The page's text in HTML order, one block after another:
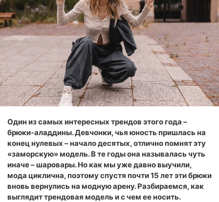
Один из самых интересных трендов этого года –
брюки-аладдины. Девчонки, чья юность пришлась на
конец нулевых – начало десятых, отлично помнят эту
«заморскую» модель. В те годы она называлась чуть
иначе – шаровары. Но как мы уже давно выучили,
мода циклична, поэтому спустя почти 15 лет эти брюки
вновь вернулись на модную арену. Разбираемся, как
выглядит трендовая модель и с чем ее носить.